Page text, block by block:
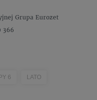
Grupa Eurozet
366
6 LATO